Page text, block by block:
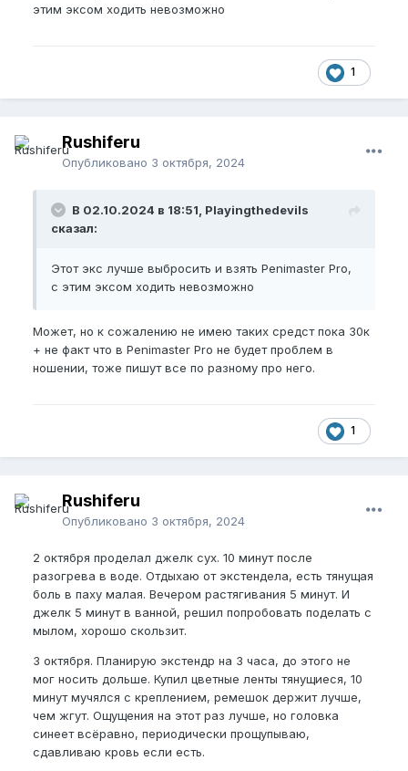
этим эксом ходить невозможно
1
Rushiferu
Опубликовано 3 октября, 2024
В 02.10.2024 в 18:51, Playingthedevils
сказал:
Этот экс лучше выбросить и взять Penimaster Pro,
с этим эксом ходить невозможно
Может, но к сожалению не имею таких средст пока 30к
+ не факт что в Penimaster Pro не будет проблем в
ношении, тоже пишут все по разному про него.
1
Rushiferu
Опубликовано 3 октября, 2024
2 октября проделал джелк сух. 10 минут после
разогрева в воде. Отдыхаю от экстендела, есть тянущая
боль в паху малая. Вечером растягивания 5 минут. И
джелк 5 минут в ванной, решил попробовать поделать с
мылом, хорошо скользит.
3 октября. Планирую экстендр на 3 часа, до этого не
мог носить дольше. Купил цветные ленты тянущиеся, 10
минут мучялся с креплением, ремешок держит лучше,
чем жгут. Ощущения на этот раз лучше, но головка
синеет всёравно, периодически прощупываю,
сдавливаю кровь если есть.